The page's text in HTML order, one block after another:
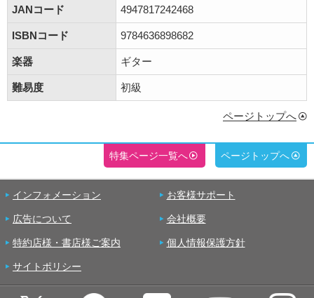
JANコード 4947817242468
ISBNコード 9784636898682
楽器 ギター
難易度 初級
ページトップへ
特集ページ一覧へ ページトップへ
インフォメーション お客様サポート
広告について 会社概要
特約店様・書店様ご案内 個人情報保護方針
サイトポリシー